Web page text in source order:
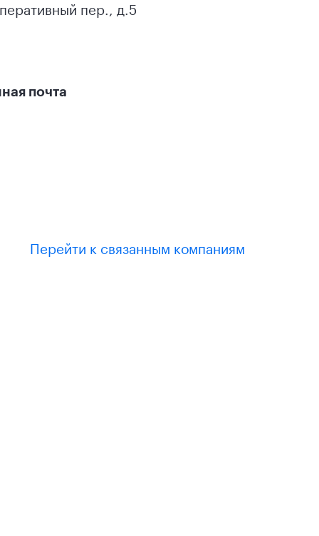
пер., д.5
почта
Перейти к связанным компаниям